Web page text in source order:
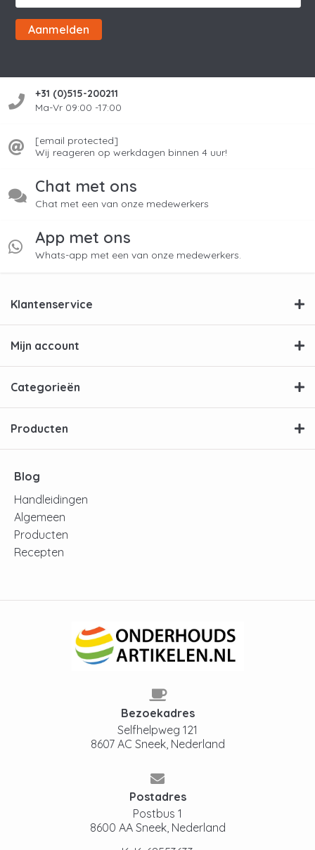
Aanmelden
+31 (0)515-200211
Ma-Vr 09:00 -17:00
[email protected]
Wij reageren op werkdagen binnen 4 uur!
Chat met ons
Chat met een van onze medewerkers
App met ons
Whats-app met een van onze medewerkers.
Klantenservice
Mijn account
Categorieën
Producten
Blog
Handleidingen
Algemeen
Producten
Recepten
Bezoekadres
Selfhelpweg 121
8607 AC Sneek, Nederland
Postadres
Postbus 1
8600 AA Sneek, Nederland